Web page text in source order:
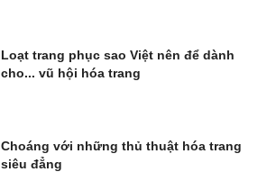
Loạt trang phục sao Việt nên để dành
cho... vũ hội hóa trang
Choáng với những thủ thuật hóa trang
siêu đẳng